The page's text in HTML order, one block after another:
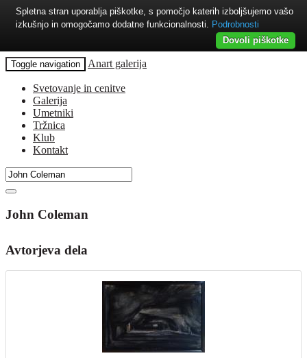
Toggle navigation Anart galerija
Svetovanje in cenitve
Galerija
Umetniki
Tržnica
Klub
Kontakt
John Coleman
Avtorjeva dela
Spletna stran uporablja piškotke, s pomočjo katerih izboljšujemo vašo
izkušnjo in omogočamo dodatne funkcionalnosti. Podrobnosti
Dovoli piškotke